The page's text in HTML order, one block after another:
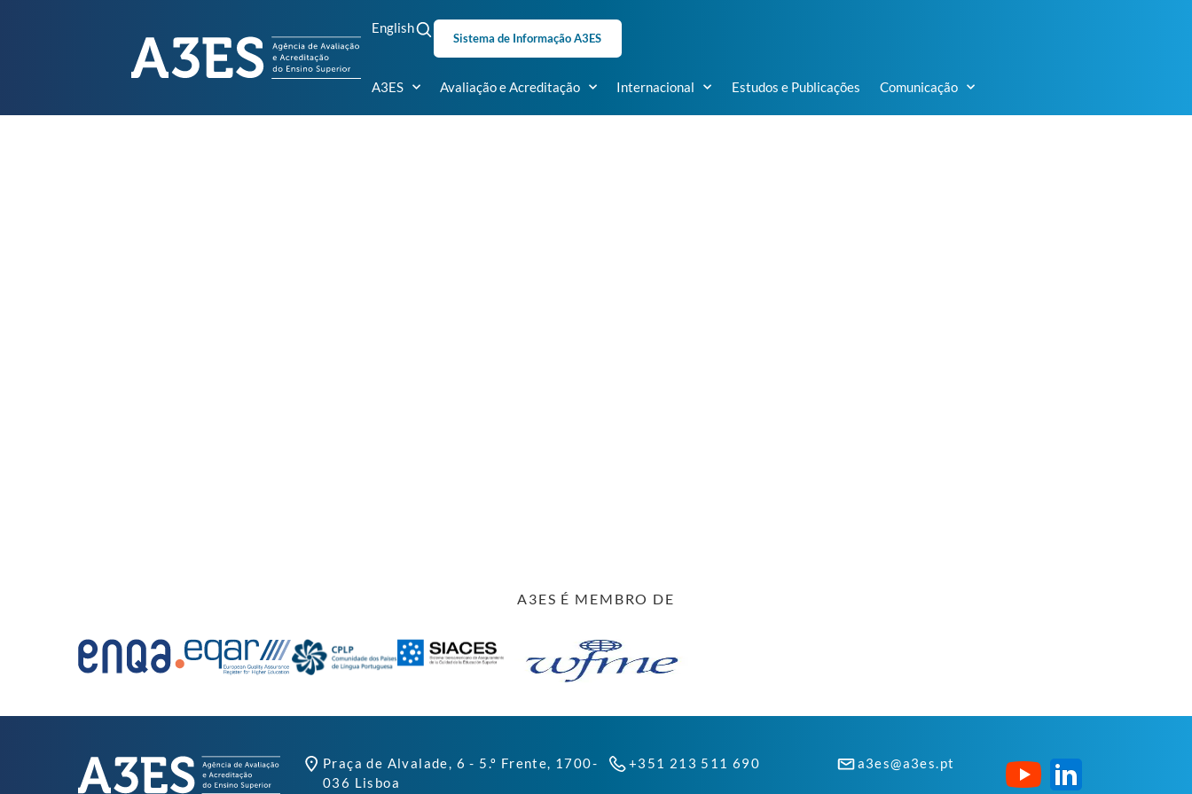
English
Sistema de Informação A3ES
A3ES Avaliação e Acreditação Internacional Estudos e Publicações Comunicação
A3ES É MEMBRO DE
Praça de Alvalade, 6 - 5.º Frente, 1700-
036 Lisboa
+351 213 511 690 a3es@a3es.pt